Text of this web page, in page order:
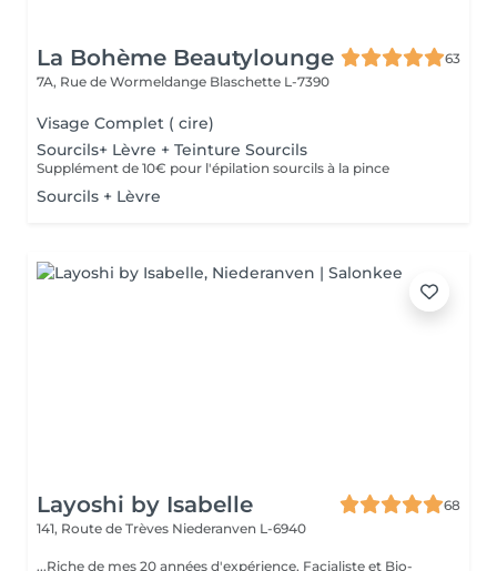
La Bohème Beautylounge
63
7A, Rue de Wormeldange Blaschette L-7390
Visage Complet ( cire)
Sourcils+ Lèvre + Teinture Sourcils
Supplément de 10€ pour l'épilation sourcils à la pince
Sourcils + Lèvre
Layoshi by Isabelle
68
141, Route de Trèves Niederanven L-6940
...Riche de mes 20 années d'expérience, Facialiste et Bio-